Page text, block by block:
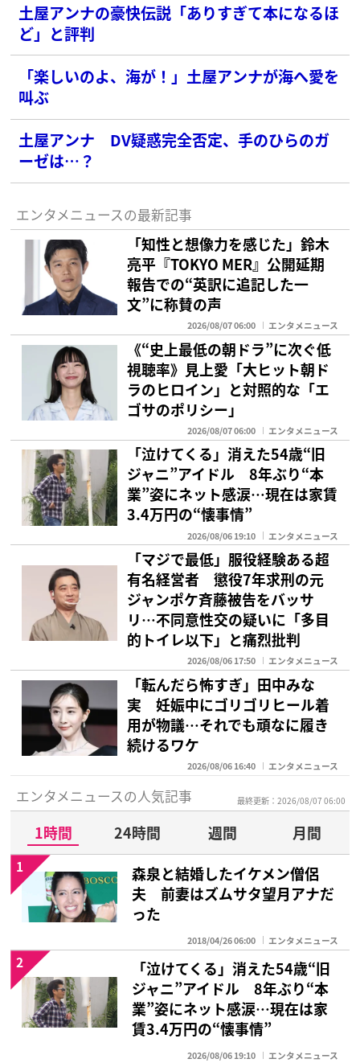
土屋アンナの豪快伝説「ありすぎて本になるほ
ど」と評判
「楽しいのよ、海が！」土屋アンナが海へ愛を
叫ぶ
土屋アンナ DV疑惑完全否定、手のひらのガ
ーゼは…？
エンタメニュースの最新記事
「知性と想像力を感じた」鈴木
亮平『TOKYO MER』公開延期
報告での“英訳に追記した一
文”に称賛の声
2026/08/07 06:00 エンタメニュース
《“史上最低の朝ドラ”に次ぐ低
視聴率》見上愛「大ヒット朝ド
ラのヒロイン」と対照的な「エ
ゴサのポリシー」
2026/08/07 06:00 エンタメニュース
「泣けてくる」消えた54歳“旧
ジャニ”アイドル 8年ぶり“本
業”姿にネット感涙…現在は家賃
3.4万円の“懐事情”
2026/08/06 19:10 エンタメニュース
「マジで最低」服役経験ある超
有名経営者 懲役7年求刑の元
ジャンポケ斉藤被告をバッサ
リ…不同意性交の疑いに「多目
的トイレ以下」と痛烈批判
2026/08/06 17:50 エンタメニュース
「転んだら怖すぎ」田中みな
実 妊娠中にゴリゴリヒール着
用が物議…それでも頑なに履き
続けるワケ
2026/08/06 16:40 エンタメニュース
エンタメニュースの人気記事 最終更新：2026/08/07 06:00
1時間 24時間 週間
月間
森泉と結婚したイケメン僧侶
夫 前妻はズムサタ望月アナだ
った
2018/04/26 06:00 エンタメニュース
1
「泣けてくる」消えた54歳“旧
ジャニ”アイドル 8年ぶり“本
業”姿にネット感涙…現在は家
賃3.4万円の“懐事情”
2026/08/06 19:10 エンタメニュース
2